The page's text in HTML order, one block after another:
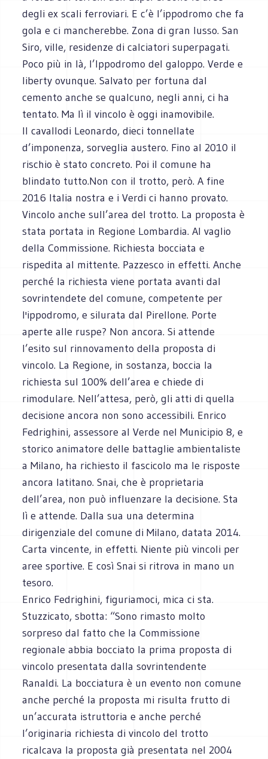
degli ex scali ferroviari. E c’è l’ippodromo che fa
gola e ci mancherebbe. Zona di gran lusso. San
Siro, ville, residenze di calciatori superpagati.
Poco più in là, l’Ippodromo del galoppo. Verde e
liberty ovunque. Salvato per fortuna dal
cemento anche se qualcuno, negli anni, ci ha
tentato. Ma lì il vincolo è oggi inamovibile.
Il cavallodi Leonardo, dieci tonnellate
d’imponenza, sorveglia austero. Fino al 2010 il
rischio è stato concreto. Poi il comune ha
blindato tutto.Non con il trotto, però. A fine
2016 Italia nostra e i Verdi ci hanno provato.
Vincolo anche sull’area del trotto. La proposta è
stata portata in Regione Lombardia. Al vaglio
della Commissione. Richiesta bocciata e
rispedita al mittente. Pazzesco in effetti. Anche
perché la richiesta viene portata avanti dal
sovrintendete del comune, competente per
l'ippodromo, e silurata dal Pirellone. Porte
aperte alle ruspe? Non ancora. Si attende
l’esito sul rinnovamento della proposta di
vincolo. La Regione, in sostanza, boccia la
richiesta sul 100% dell’area e chiede di
rimodulare. Nell’attesa, però, gli atti di quella
decisione ancora non sono accessibili. Enrico
Fedrighini, assessore al Verde nel Municipio 8, e
storico animatore delle battaglie ambientaliste
a Milano, ha richiesto il fascicolo ma le risposte
ancora latitano. Snai, che è proprietaria
dell’area, non può influenzare la decisione. Sta
lì e attende. Dalla sua una determina
dirigenziale del comune di Milano, datata 2014.
Carta vincente, in effetti. Niente più vincoli per
aree sportive. E così Snai si ritrova in mano un
tesoro.
Enrico Fedrighini, figuriamoci, mica ci sta.
Stuzzicato, sbotta: “Sono rimasto molto
sorpreso dal fatto che la Commissione
regionale abbia bocciato la prima proposta di
vincolo presentata dalla sovrintendente
Ranaldi. La bocciatura è un evento non comune
anche perché la proposta mi risulta frutto di
un’accurata istruttoria e anche perché
l’originaria richiesta di vincolo del trotto
ricalcava la proposta già presentata nel 2004